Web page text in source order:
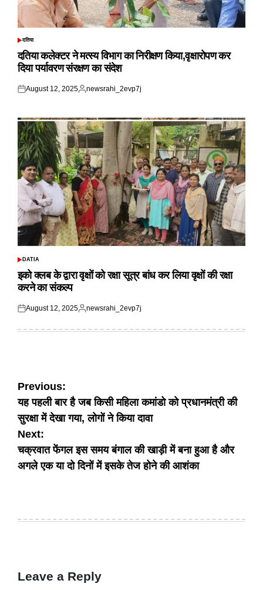
POSTED
दतिया
दतिया कलेक्टर ने मत्स्य विभाग का निरीक्षण किया,वृक्षारोपण कर
दिया पर्यावरण संरक्षण का संदेश
Posted
August 12, 2025
Posted
newsrahi_2evp7j
POSTED
DATIA
इको क्लब के द्वारा वृक्षों को रक्षा सूत्र बांध कर लिया वृक्षों की रक्षा
करने का संकल्प
Posted
August 12, 2025
Posted
newsrahi_2evp7j
Post
navigation
Previous:
यह पहली बार है जब किसी महिला कमांडो को प्रधानमंत्री की
सुरक्षा में देखा गया, लोगों ने किया दावा
Next:
चक्रवात फेंगल इस समय बंगाल की खाड़ी में बना हुआ है और
अगले एक या दो दिनों में इसके तेज होने की आशंका
Leave a Reply